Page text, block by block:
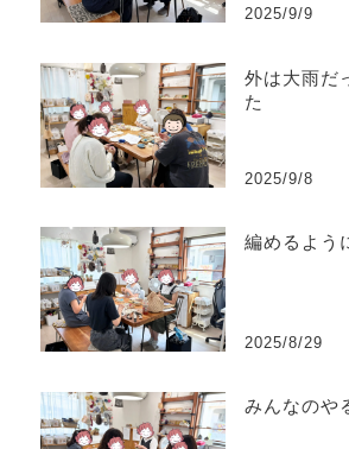
2025/9/9
外は大雨だ
た
2025/9/8
編めるよう
2025/8/29
みんなのや